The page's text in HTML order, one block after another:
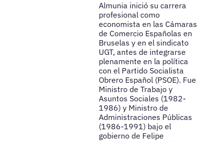
Almunia inició su carrera
profesional como
economista en las Cámaras
de Comercio Españolas en
Bruselas y en el sindicato
UGT, antes de integrarse
plenamente en la política
con el Partido Socialista
Obrero Español (PSOE). Fue
Ministro de Trabajo y
Asuntos Sociales (1982-
1986) y Ministro de
Administraciones Públicas
(1986-1991) bajo el
gobierno de Felipe